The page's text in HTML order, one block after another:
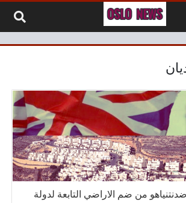
من ضم الاراضي التابعة لدولة